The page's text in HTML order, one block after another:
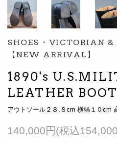
SHOES ･ VICTORIAN &
【NEW ARRIVAL】
1890's
LEATHER
アウトソール２８.８cm 横幅１０cm
140,000円(税込